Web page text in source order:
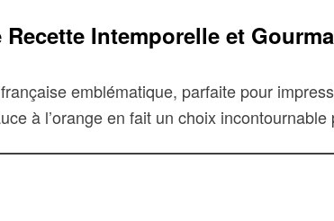
Recette Intemporelle et
emblématique, parfaite pour
à l’orange en fait un choix